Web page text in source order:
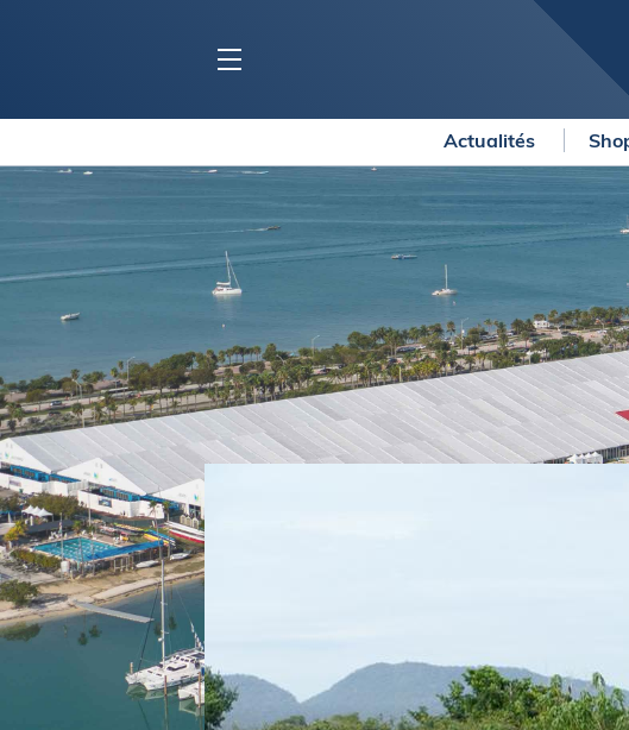
BLOC MARINE
Ports
Carnets de voyage
Dossiers de la
Collection Bloc Marine
Application Bloc Marine
Règlementation
BATEAUX
COURSES
Courses au
Régates
La Solitaire
Transat
Vendée
Arkea Ultim
Route du
Guadeloupe
Glisse
Actualités